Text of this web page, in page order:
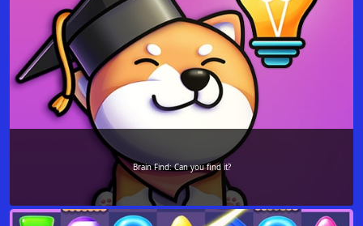
Brain Find: Can you find it?